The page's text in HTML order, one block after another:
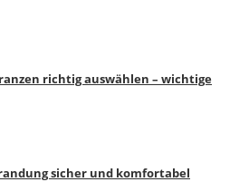
richtig auswählen – wichtige
sicher und komfortabel